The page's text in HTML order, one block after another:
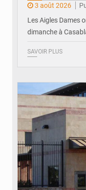
3 août 2026
Les Aigles Dames
dimanche à
SAVOIR PLUS